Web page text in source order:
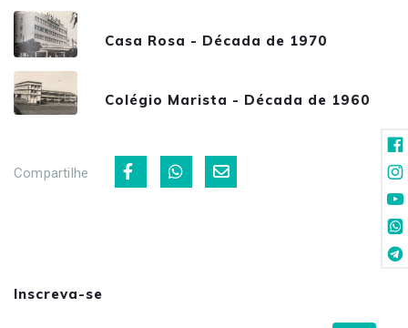
Casa Rosa - Década de 1970
Colégio Marista - Década de 1960
Compartilhe
Inscreva-se